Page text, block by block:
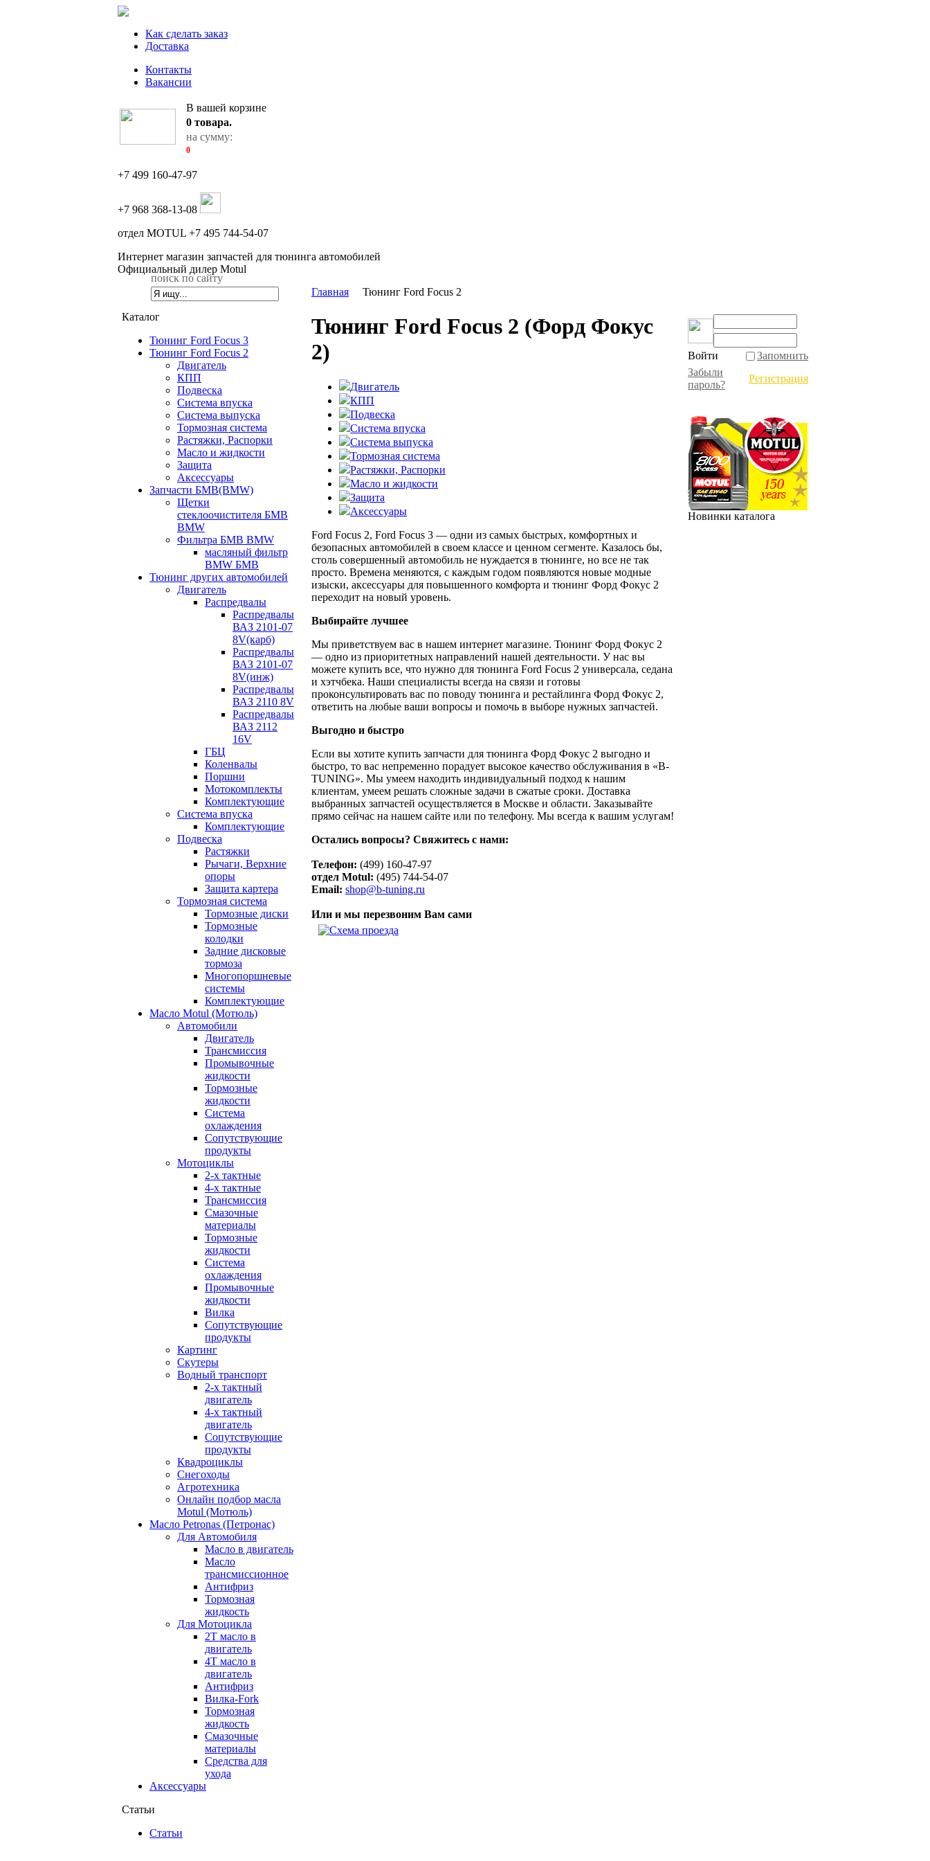
Как сделать заказ
Доставка
Контакты
Вакансии
В вашей корзине
0 товара.
на сумму:
0
+7 499 160-47-97
+7 968 368-13-08
отдел MOTUL +7 495 744-54-07
Интернет магазин запчастей для тюнинга автомобилей
Официальный дилер Motul
поиск по сайту
Каталог
Тюнинг Ford Focus 3
Тюнинг Ford Focus 2
Двигатель
КПП
Подвеска
Система впуска
Система выпуска
Тормозная система
Растяжки, Распорки
Масло и жидкости
Защита
Аксессуары
Запчасти БМВ(BMW)
Щетки
стеклоочистителя БМВ
BMW
Фильтра БМВ BMW
масляный фильтр
BMW БМВ
Тюнинг других автомобилей
Двигатель
Распредвалы
Распредвалы
ВАЗ 2101-07
8V(карб)
Распредвалы
ВАЗ 2101-07
8V(инж)
Распредвалы
ВАЗ 2110 8V
Распредвалы
ВАЗ 2112
16V
ГБЦ
Коленвалы
Поршни
Мотокомплекты
Комплектующие
Система впуска
Комплектующие
Подвеска
Растяжки
Рычаги, Верхние
опоры
Защита картера
Тормозная система
Тормозные диски
Тормозные
колодки
Задние дисковые
тормоза
Многопоршневые
системы
Комплектующие
Масло Motul (Мотюль)
Автомобили
Двигатель
Трансмиссия
Промывочные
жидкости
Тормозные
жидкости
Система
охлаждения
Сопутствующие
продукты
Мотоциклы
2-х тактные
4-х тактные
Трансмиссия
Смазочные
материалы
Тормозные
жидкости
Система
охлаждения
Промывочные
жидкости
Вилка
Сопутствующие
продукты
Картинг
Скутеры
Водный транспорт
2-х тактный
двигатель
4-х тактный
двигатель
Сопутствующие
продукты
Квадроциклы
Снегоходы
Агротехника
Онлайн подбор масла
Motul (Мотюль)
Масло Petronas (Петронас)
Для Автомобиля
Масло в двигатель
Масло
трансмиссионное
Антифриз
Тормозная
жидкость
Для Мотоцикла
2Т масло в
двигатель
4Т масло в
двигатель
Антифриз
Вилка-Fork
Тормозная
жидкость
Смазочные
материалы
Средства для
ухода
Аксессуары
Статьи
Статьи
Главная Тюнинг Ford Focus 2
Тюнинг Ford Focus 2 (Форд Фокус
2)
Двигатель
КПП
Подвеска
Система впуска
Система выпуска
Тормозная система
Растяжки, Распорки
Масло и жидкости
Защита
Аксессуары
Ford Focus 2, Ford Focus 3 — одни из самых быстрых, комфортных и
безопасных автомобилей в своем классе и ценном сегменте. Казалось бы,
столь совершенный автомобиль не нуждается в тюнинге, но все не так
просто. Времена меняются, с каждым годом появляются новые модные
изыски, аксессуары для повышенного комфорта и тюнинг Форд Фокус 2
переходит на новый уровень.
Выбирайте лучшее
Мы приветствуем вас в нашем интернет магазине. Тюнинг Форд Фокус 2
— одно из приоритетных направлений нашей деятельности. У нас вы
можете купить все, что нужно для тюнинга Ford Focus 2 универсала, седана
и хэтчбека. Наши специалисты всегда на связи и готовы
проконсультировать вас по поводу тюнинга и рестайлинга Форд Фокус 2,
ответить на любые ваши вопросы и помочь в выборе нужных запчастей.
Выгодно и быстро
Если вы хотите купить запчасти для тюнинга Форд Фокус 2 выгодно и
быстро, то вас непременно порадует высокое качество обслуживания в «B-
TUNING». Мы умеем находить индивидуальный подход к нашим
клиентам, умеем решать сложные задачи в сжатые сроки. Доставка
выбранных запчастей осуществляется в Москве и области. Заказывайте
прямо сейчас на нашем сайте или по телефону. Мы всегда к вашим услугам!
Остались вопросы? Свяжитесь с нами:
Телефон: (499) 160-47-97
отдел Motul: (495) 744-54-07
Email: shop@b-tuning.ru
Или и мы перезвоним Вам сами
Войти
Запомнить
Забыли
пароль?
Регистрация
Новинки каталога